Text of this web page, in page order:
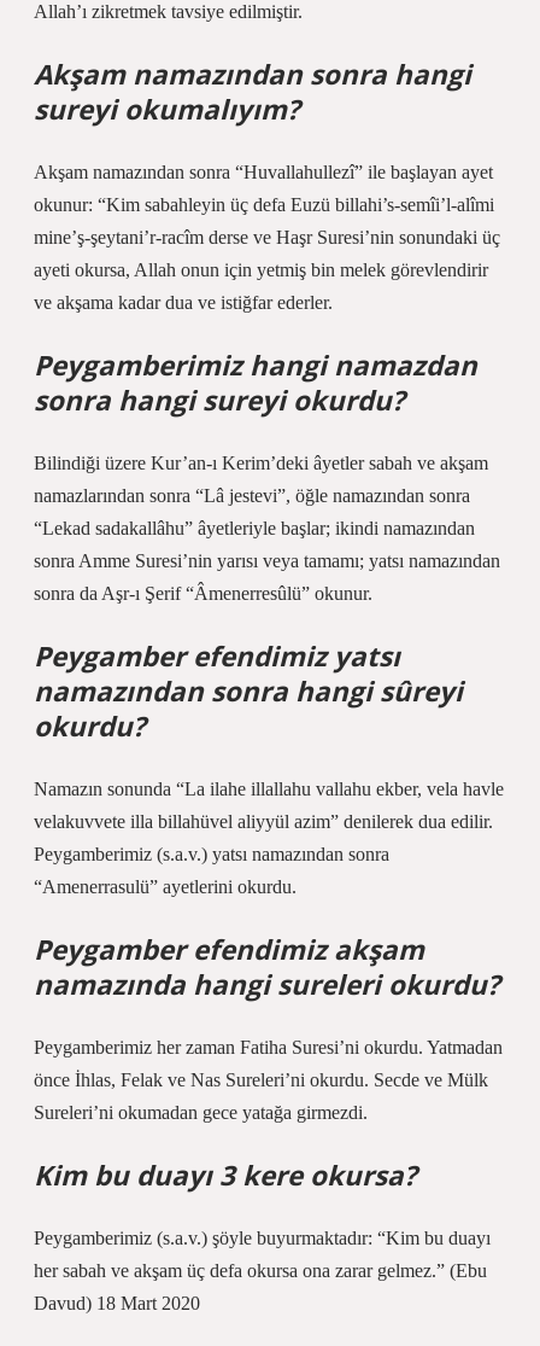
Allah’ı zikretmek tavsiye edilmiştir.
Akşam namazından sonra hangi
sureyi okumalıyım?
Akşam namazından sonra “Huvallahullezî” ile başlayan ayet
okunur: “Kim sabahleyin üç defa Euzü billahi’s-semîi’l-alîmi
mine’ş-şeytani’r-racîm derse ve Haşr Suresi’nin sonundaki üç
ayeti okursa, Allah onun için yetmiş bin melek görevlendirir
ve akşama kadar dua ve istiğfar ederler.
Peygamberimiz hangi namazdan
sonra hangi sureyi okurdu?
Bilindiği üzere Kur’an-ı Kerim’deki âyetler sabah ve akşam
namazlarından sonra “Lâ jestevi”, öğle namazından sonra
“Lekad sadakallâhu” âyetleriyle başlar; ikindi namazından
sonra Amme Suresi’nin yarısı veya tamamı; yatsı namazından
sonra da Aşr-ı Şerif “Âmenerresûlü” okunur.
Peygamber efendimiz yatsı
namazından sonra hangi sûreyi
okurdu?
Namazın sonunda “La ilahe illallahu vallahu ekber, vela havle
velakuvvete illa billahüvel aliyyül azim” denilerek dua edilir.
Peygamberimiz (s.a.v.) yatsı namazından sonra
“Amenerrasulü” ayetlerini okurdu.
Peygamber efendimiz akşam
namazında hangi sureleri okurdu?
Peygamberimiz her zaman Fatiha Suresi’ni okurdu. Yatmadan
önce İhlas, Felak ve Nas Sureleri’ni okurdu. Secde ve Mülk
Sureleri’ni okumadan gece yatağa girmezdi.
Kim bu duayı 3 kere okursa?
Peygamberimiz (s.a.v.) şöyle buyurmaktadır: “Kim bu duayı
her sabah ve akşam üç defa okursa ona zarar gelmez.” (Ebu
Davud) 18 Mart 2020